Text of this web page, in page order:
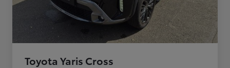
Toyota Yaris Cross